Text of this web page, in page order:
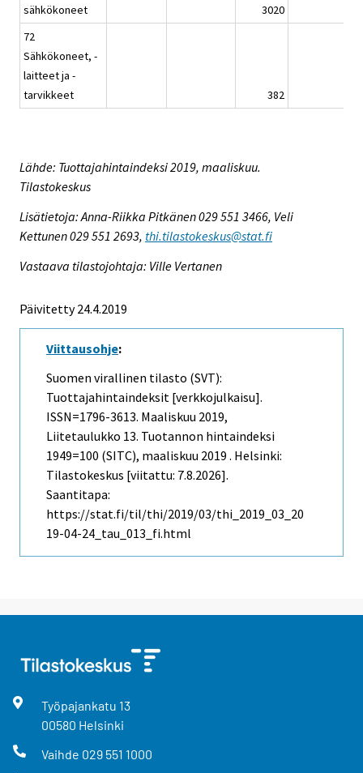
sähkökoneet
3020
72
Sähkökoneet, -
laitteet ja -
tarvikkeet
382
Lähde: Tuottajahintaindeksi 2019, maaliskuu.
Tilastokeskus
Lisätietoja: Anna-Riikka Pitkänen 029 551 3466, Veli
Kettunen 029 551 2693, thi.tilastokeskus@stat.fi
Vastaava tilastojohtaja: Ville Vertanen
Päivitetty 24.4.2019
Viittausohje:
Suomen virallinen tilasto (SVT):
Tuottajahintaindeksit [verkkojulkaisu].
ISSN=1796-3613. Maaliskuu 2019,
Liitetaulukko 13. Tuotannon hintaindeksi
1949=100 (SITC), maaliskuu 2019 . Helsinki:
Tilastokeskus [viitattu: 7.8.2026].
Saantitapa:
https://stat.fi/til/thi/2019/03/thi_2019_03_20
19-04-24_tau_013_fi.html
Työpajankatu 13
00580 Helsinki
Vaihde 029 551 1000